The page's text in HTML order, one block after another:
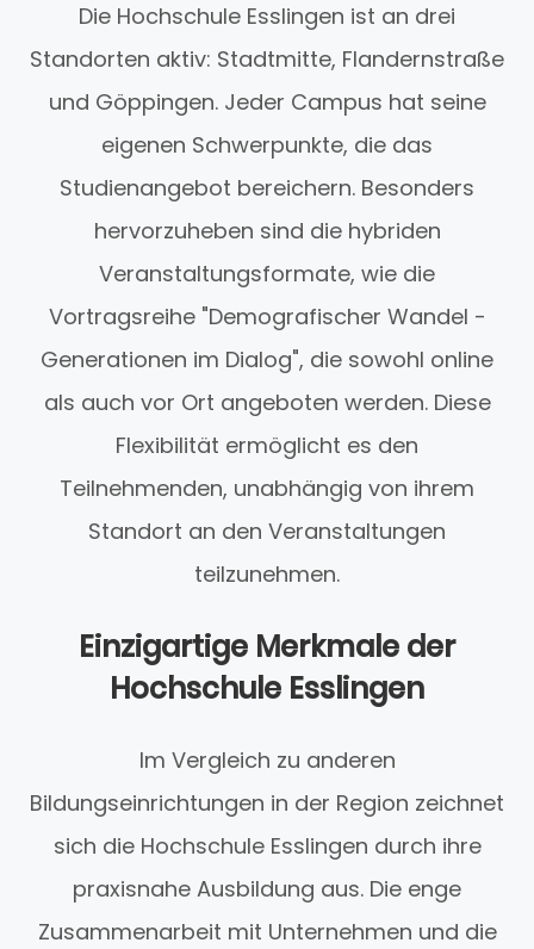
Die Hochschule Esslingen ist an drei
Standorten aktiv: Stadtmitte, Flandernstraße
und Göppingen. Jeder Campus hat seine
eigenen Schwerpunkte, die das
Studienangebot bereichern. Besonders
hervorzuheben sind die hybriden
Veranstaltungsformate, wie die
Vortragsreihe "Demografischer Wandel -
Generationen im Dialog", die sowohl online
als auch vor Ort angeboten werden. Diese
Flexibilität ermöglicht es den
Teilnehmenden, unabhängig von ihrem
Standort an den Veranstaltungen
teilzunehmen.
Einzigartige Merkmale der
Hochschule Esslingen
Im Vergleich zu anderen
Bildungseinrichtungen in der Region zeichnet
sich die Hochschule Esslingen durch ihre
praxisnahe Ausbildung aus. Die enge
Zusammenarbeit mit Unternehmen und die